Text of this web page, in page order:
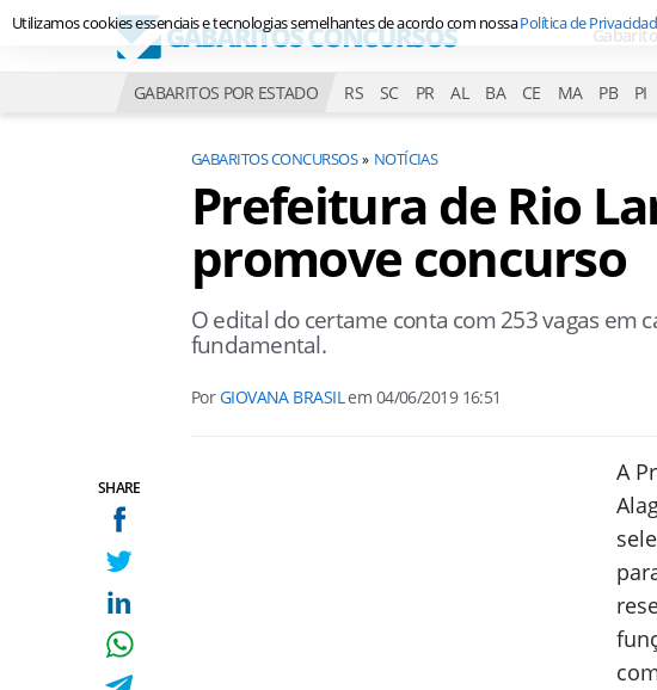
GABARITOS POR ESTADO RS SC PR AL BA CE MA PB PI
SHARE
GABARITOS CONCURSOS NOTÍCIAS
Prefeitura de Rio
promove concurso
O edital do certame conta com 253 vagas em
fundamental.
PorGIOVANA BRASILem 04/06/2019 16:51
A
Utilizamos cookies essenciais e tecnologias semelhantes de acordo com nossaPolítica de